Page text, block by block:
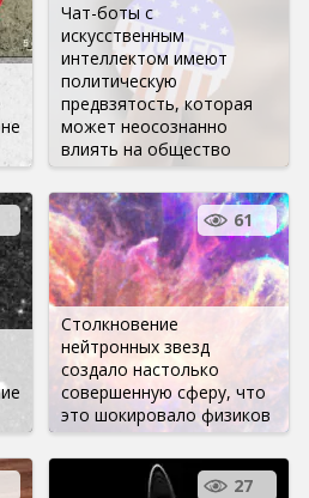
Чат-боты с
искусственным
интеллектом имеют
политическую
предвзятость, которая
может неосознанно
влиять на общество
Столкновение
нейтронных звезд
создало настолько
совершенную сферу, что
это шокировало физиков
61
27